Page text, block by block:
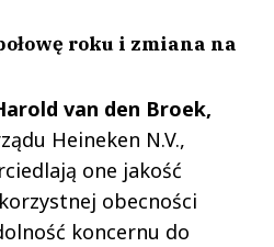
roku i zmiana na
van den Broek,
Heineken N.V.,
one jakość
obecności
koncernu do